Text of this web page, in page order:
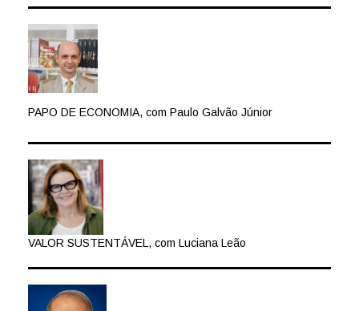
PAPO DE ECONOMIA, com Paulo Galvão Júnior
VALOR SUSTENTÁVEL, com Luciana Leão